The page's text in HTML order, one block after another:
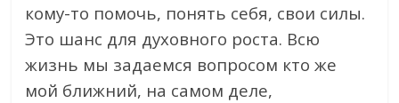
кому-то помочь, понять себя, свои силы.
Это шанс для духовного роста. Всю
жизнь мы задаемся вопросом кто же
мой ближний, на самом деле,